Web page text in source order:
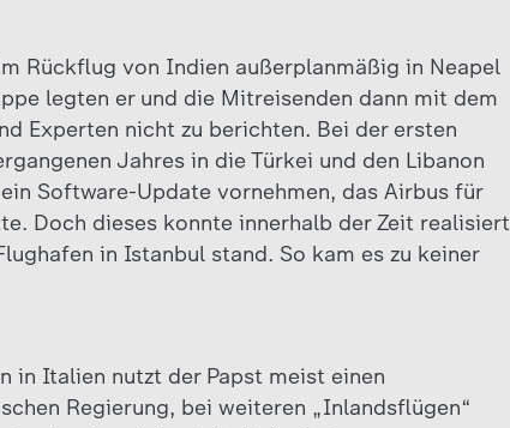
Rückflug von Indien außerplanmäßig in Neapel
legten er und die Mitreisenden dann mit dem
Experten nicht zu berichten. Bei der ersten
Jahres in die Türkei und den Libanon
Software-Update vornehmen, das Airbus für
Doch dieses konnte innerhalb der Zeit realisiert
in Istanbul stand. So kam es zu keiner
in Italien nutzt der Papst meist einen
Regierung, bei weiteren „Inlandsflügen“